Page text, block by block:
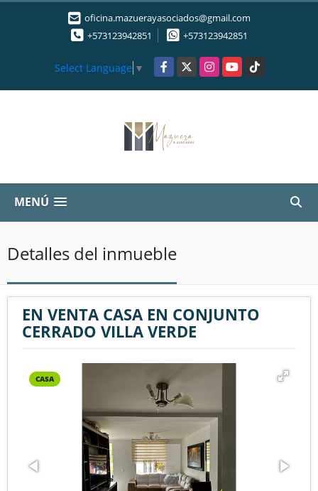
oficina.mazuerayasociados@gmail.com
+573123942851
+573123942851
Select Language ▼ Facebook
X InstagramYouTubeTikTok
MENÚ
Detalles del inmueble
EN VENTA CASA EN CONJUNTO
CERRADO VILLA VERDE
CASA